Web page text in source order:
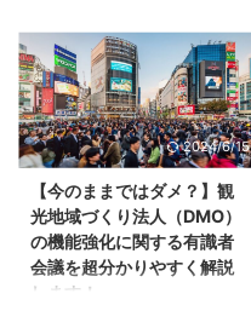
は、「地方創生プレミアムインバ
ウンドツアー集中展開事業」の公
募を開始します」（観光庁）をも
とに観光ONEが独自にまとめたも
のです。 事業の目的 日 ...
ト率の向上に伴い、地域での「体
験の質」が問われるようになって
きました。旅行者の口コミなどを
みても、地域での体験の満足度を
左右するローカルガイドの存在
は、非常に重要であることが分か
ります。 旅行者に最も近くで長
時間接する地域の顔であり、体験
の満足度を左右する演出家兼パフ
ォーマーとして、インタープリテ
ーションやホスピタリティの質が
これまで以上に求められていくロ
2024/6/15
【今のままではダメ？】観
光地域づくり法人（DMO）
の機能強化に関する有識者
会議を超分かりやすく解説
します！